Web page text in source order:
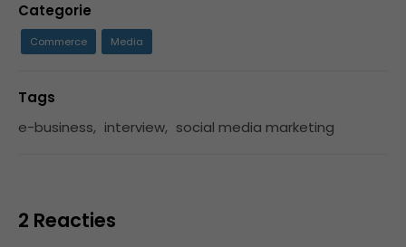
Categorie
Commerce Media
Tags
e-business, interview, social media marketing
2 Reacties